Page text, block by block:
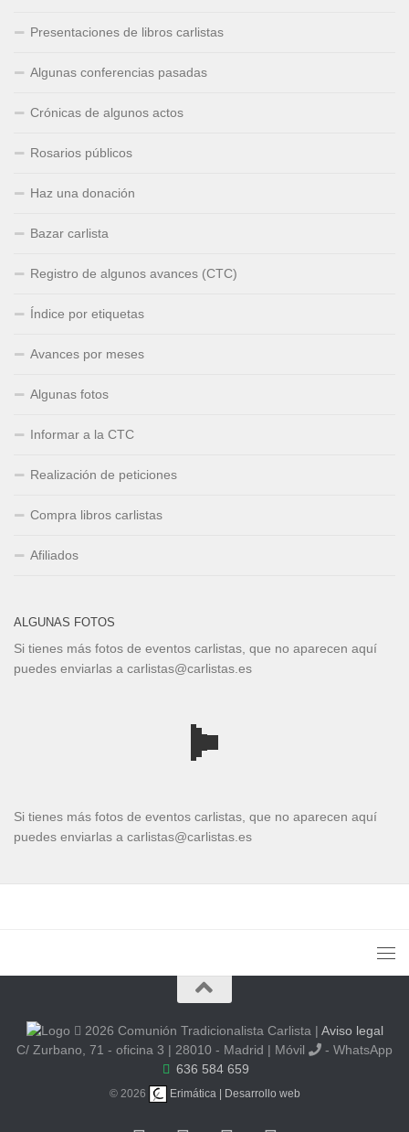
Presentaciones de libros carlistas
Algunas conferencias pasadas
Crónicas de algunos actos
Rosarios públicos
Haz una donación
Bazar carlista
Registro de algunos avances (CTC)
Índice por etiquetas
Avances por meses
Algunas fotos
Informar a la CTC
Realización de peticiones
Compra libros carlistas
Afiliados
ALGUNAS FOTOS
Si tienes más fotos de eventos carlistas, que no aparecen aquí
puedes enviarlas a carlistas@carlistas.es
Si tienes más fotos de eventos carlistas, que no aparecen aquí
puedes enviarlas a carlistas@carlistas.es
2026 Comunión Tradicionalista Carlista | Aviso legal
C/ Zurbano, 71 - oficina 3 | 28010 - Madrid | Móvil
- WhatsApp
636 584 659
© 2026 Erimática | Desarrollo web